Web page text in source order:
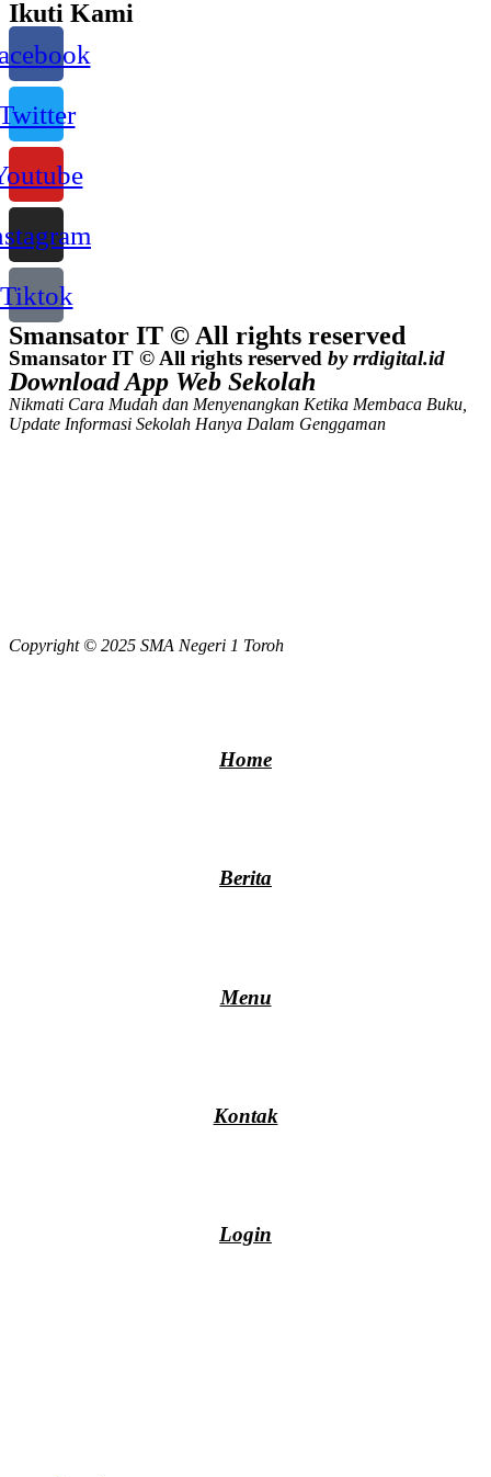
Ikuti Kami
Tiktok
Smansator IT © All rights reserved
Smansator IT © All rights reserved by rrdigital.id
Download App Web Sekolah
Nikmati Cara Mudah dan Menyenangkan Ketika Membaca Buku,
Update Informasi Sekolah Hanya Dalam Genggaman
Copyright © 2025 SMA Negeri 1 Toroh
Home
Berita
Menu
Kontak
Login